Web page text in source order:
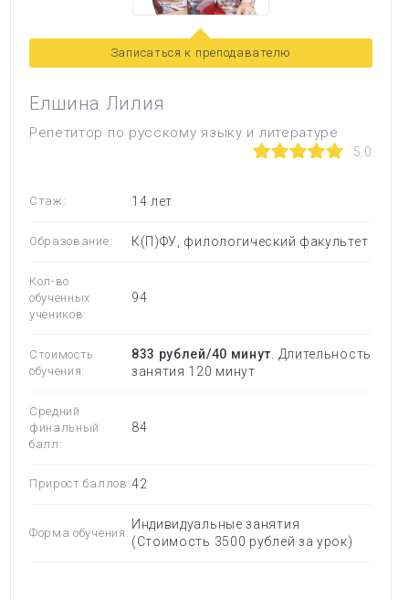
Записаться к преподавателю
Елшина Лилия
Репетитор по русскому языку и литературе
5.0
Стаж: 14 лет
Образование: К(П)ФУ, филологический факультет
Кол-во
обученных
учеников:
94
Стоимость
обучения:
833 рублей/40 минут . Длительность
занятия 120 минут
Средний
финальный
балл:
84
Прирост баллов:42
Форма обучения:
Индивидуальные занятия
(Стоимость 3500 рублей за урок)